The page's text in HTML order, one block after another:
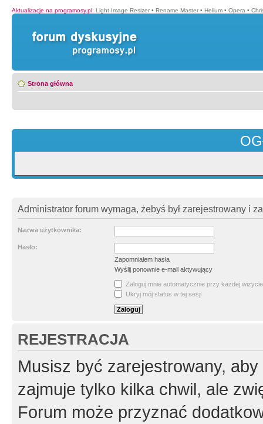
Aktualizacje na programosy.pl: Light Image Resizer • Rename Master • Helium • Opera •
Strona główna
Administrator forum wymaga, żebyś był zarejestrowany i
Nazwa użytkownika:
Hasło:
Zapomniałem hasła
Wyślij ponownie e-mail aktywujący
Zaloguj mnie automatycznie przy każdej wizycie
Ukryj mój status w tej sesji
REJESTRACJA
Musisz być zarejestrowany,
zajmuje tylko kilka chwil, ale
Forum może przyznać